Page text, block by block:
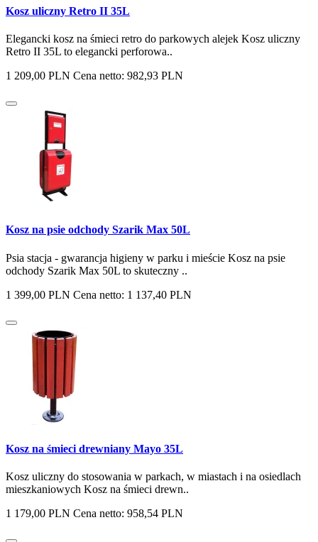
Kosz uliczny Retro II 35L
Elegancki kosz na śmieci retro do parkowych alejek Kosz uliczny
Retro II 35L to elegancki perforowa..
1 209,00 PLN Cena netto: 982,93 PLN
Kosz na psie odchody Szarik Max 50L
Psia stacja - gwarancja higieny w parku i mieście Kosz na psie
odchody Szarik Max 50L to skuteczny ..
1 399,00 PLN Cena netto: 1 137,40 PLN
Kosz na śmieci drewniany Mayo 35L
Kosz uliczny do stosowania w parkach, w miastach i na osiedlach
mieszkaniowych Kosz na śmieci drewn..
1 179,00 PLN Cena netto: 958,54 PLN